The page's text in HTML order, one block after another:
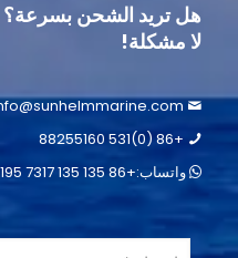
هل تريد الشحن بسرعة؟
لا مشكلة!
+86 (0)531 88255160
واتساب:+86 135 135 7317 2195